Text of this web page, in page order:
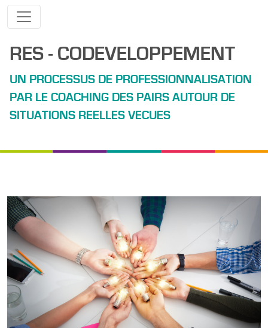
RES - CODEVELOPPEMENT
UN PROCESSUS DE PROFESSIONNALISATION
PAR LE COACHING DES PAIRS AUTOUR DE
SITUATIONS REELLES VECUES